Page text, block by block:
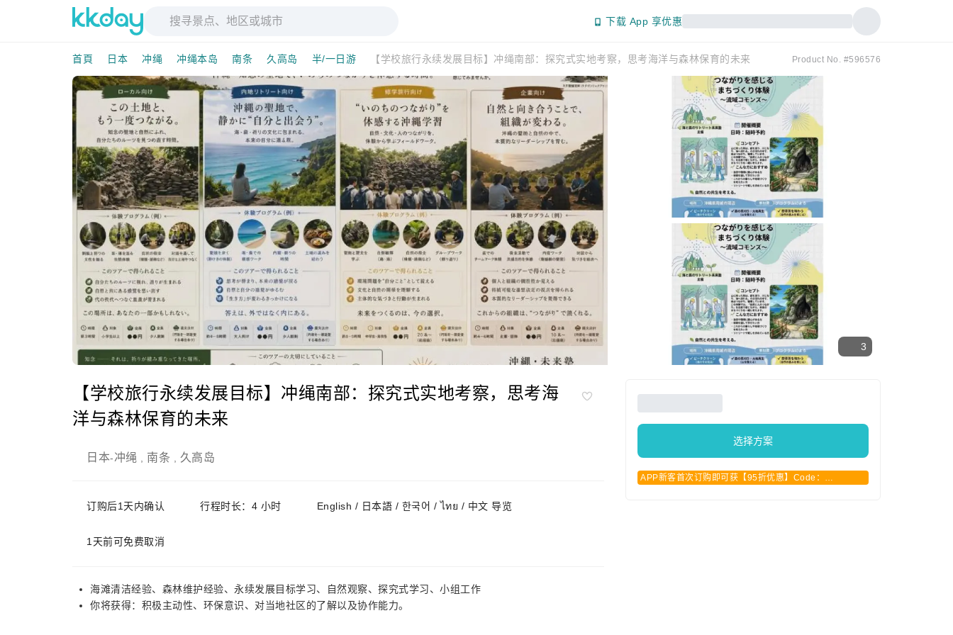
下载 App 享优惠
首頁 日本 冲绳 冲绳本岛 南条 久高岛 半/一日游 【学校旅行永续发展目标】冲绳南部：探究式实地考察，思考海洋与森林保育的未来 Product No. #596576
3
【学校旅行永续发展目标】冲绳南部：探究式实地考察，思考海
洋与森林保育的未来
日本-冲绳 南条 久高岛
订购后1天内确认 行程时长：4 小时 English / 日本語 / 한국어 / ไทย / 中文 导览
1天前可免费取消
海滩清洁经验、森林维护经验、永续发展目标学习、自然观察、探究式学习、小组工作
你将获得：积极主动性、环保意识、对当地社区的了解以及协作能力。
选择方案
APP新客首次订购即可获【95折优惠】Code：